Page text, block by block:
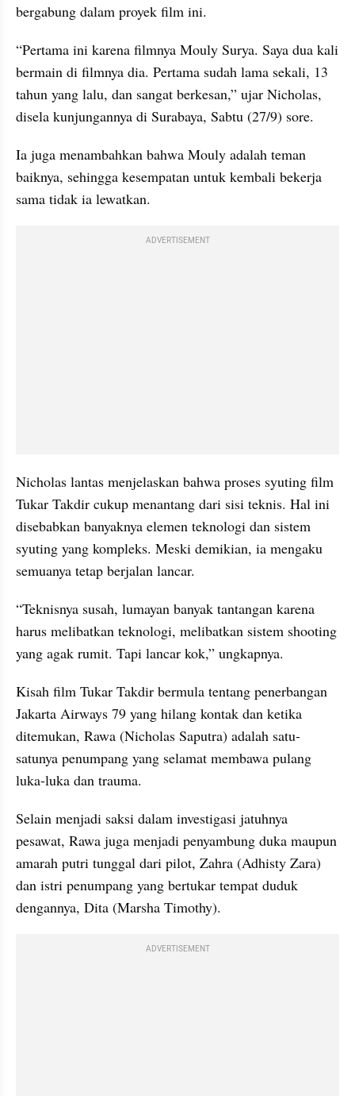
bergabung dalam proyek film ini.
“Pertama ini karena filmnya Mouly Surya. Saya dua kali
bermain di filmnya dia. Pertama sudah lama sekali, 13
tahun yang lalu, dan sangat berkesan,” ujar Nicholas,
disela kunjungannya di Surabaya, Sabtu (27/9) sore.
Ia juga menambahkan bahwa Mouly adalah teman
baiknya, sehingga kesempatan untuk kembali bekerja
sama tidak ia lewatkan.
ADVERTISEMENT
Nicholas lantas menjelaskan bahwa proses syuting film
Tukar Takdir cukup menantang dari sisi teknis. Hal ini
disebabkan banyaknya elemen teknologi dan sistem
syuting yang kompleks. Meski demikian, ia mengaku
semuanya tetap berjalan lancar.
“Teknisnya susah, lumayan banyak tantangan karena
harus melibatkan teknologi, melibatkan sistem shooting
yang agak rumit. Tapi lancar kok,” ungkapnya.
Kisah film Tukar Takdir bermula tentang penerbangan
Jakarta Airways 79 yang hilang kontak dan ketika
ditemukan, Rawa (Nicholas Saputra) adalah satu-
satunya penumpang yang selamat membawa pulang
luka-luka dan trauma.
Selain menjadi saksi dalam investigasi jatuhnya
pesawat, Rawa juga menjadi penyambung duka maupun
amarah putri tunggal dari pilot, Zahra (Adhisty Zara)
dan istri penumpang yang bertukar tempat duduk
dengannya, Dita (Marsha Timothy).
ADVERTISEMENT